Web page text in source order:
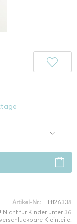
Artikel-Nr.:
T1126338
Nicht für Kinder unter 36
Kleinteile.